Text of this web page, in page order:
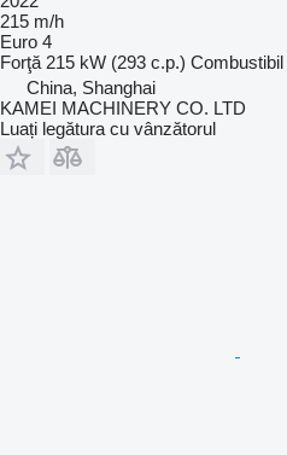
215 m/h
Euro 4
Forţă 215 kW (293 c.p.) Combustibil
China, Shanghai
KAMEI MACHINERY CO. LTD
Luați legătura cu vânzătorul